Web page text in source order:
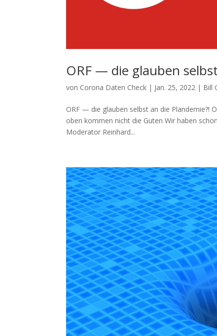
ORF — die glauben
von Corona Daten Check | Jan. 25, 2022 | Bill
ORF — die glauben selbst an die Plandemie?!
oben kom­men nicht die Guten Wir haben
Mode­ra­tor Rein­hard...